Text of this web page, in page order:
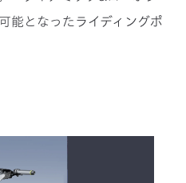
能となったライディングポ